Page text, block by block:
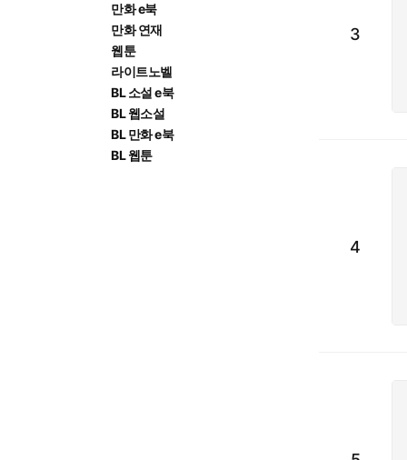
만화 e북
만화 연재
웹툰
라이트노벨
BL 소설 e북
BL 웹소설
BL 만화 e북
BL 웹툰
3
4